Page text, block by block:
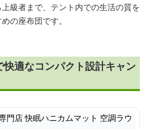
級者まで、テント内での生活の質を
の座布団です。
適なコンパクト設計キャン